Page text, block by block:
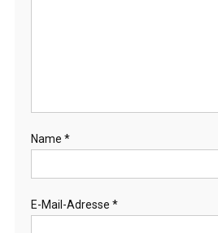
Name *
E-Mail-Adresse *